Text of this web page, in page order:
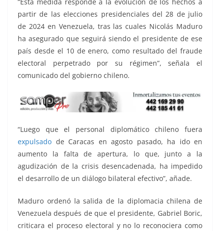
partir de las elecciones presidenciales del 28 de julio
de 2024 en Venezuela, tras las cuales Nicolás Maduro
ha asegurado que seguirá siendo el presidente de ese
país desde el 10 de enero, como resultado del fraude
electoral perpetrado por su régimen”, señala el
comunicado del gobierno chileno.
“Luego que el personal diplomático chileno fuera
expulsado de Caracas en agosto pasado, ha ido en
aumento la falta de apertura, lo que, junto a la
agudización de la crisis desencadenada, ha impedido
el desarrollo de un diálogo bilateral efectivo”, añade.
Maduro ordenó la salida de la diplomacia chilena de
Venezuela después de que el presidente, Gabriel Boric,
criticara el proceso electoral y no lo reconociera como